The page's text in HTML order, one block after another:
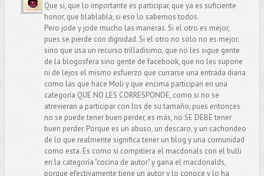
Que si, que lo importante es participar, que ya es suficiente
honor, que blablabla, si eso lo sabemos todos.
Pero jode y jode mucho las maneras. Si el otro es mejor,
pues se pierde con dignidad. Si el otro no solo no es mejor,
sino que usa un recurso trilladisimo, que no les sigue gente
de la blogosfera sino gente de facebook, que no les supone
ni de lejos el mismo esfuerzo que currarse una entrada diaria
como las que hace Moli y que encima participan en una
categoría QUE NO LES CORRESPONDE, como si no se
atrevieran a participar con los de su tamaño, pues entonces
no se puede tener buen perder, es más, no SE DEBE tener
buen perder. Porque es un abuso, un descaro, y un cachondeo
de lo que realmente significa tener un blog y una comunidad
como esta. Es como si compitiera el macdonals con el bulli
en la categoría "cocina de autor" y gana el macdonalds,
porque efectivamente tiene un autor y lo conoce y lo ha